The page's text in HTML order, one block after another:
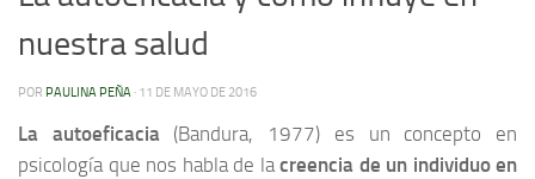
nuestra salud
POR PAULINA PEÑA · 11 DE MAYO DE 2016
La autoeficacia (Bandura, 1977) es un concepto en
psicología que nos habla de lacreencia de un individuo en